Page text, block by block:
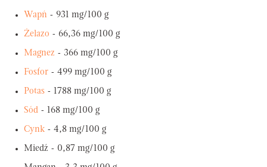
Wapń - 931 mg/100 g
Żelazo - 66,36 mg/100 g
Magnez - 366 mg/100 g
Fosfor - 499 mg/100 g
Potas - 1788 mg/100 g
Sód - 168 mg/100 g
Cynk - 4,8 mg/100 g
Miedź - 0,87 mg/100 g